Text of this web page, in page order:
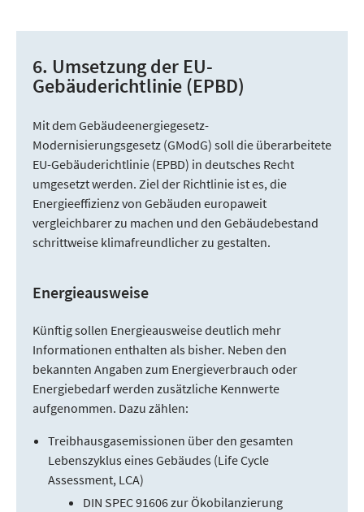
6. Umsetzung der EU-
Gebäuderichtlinie (EPBD)
Mit dem Gebäudeenergiegesetz-
Modernisierungsgesetz (GModG) soll die überarbeitete
EU-Gebäuderichtlinie (EPBD) in deutsches Recht
umgesetzt werden. Ziel der Richtlinie ist es, die
Energieeffizienz von Gebäuden europaweit
vergleichbarer zu machen und den Gebäudebestand
schrittweise klimafreundlicher zu gestalten.
Energieausweise
Künftig sollen Energieausweise deutlich mehr
Informationen enthalten als bisher. Neben den
bekannten Angaben zum Energieverbrauch oder
Energiebedarf werden zusätzliche Kennwerte
aufgenommen. Dazu zählen:
Treibhausgasemissionen über den gesamten
Lebenszyklus eines Gebäudes (Life Cycle
Assessment, LCA)
DIN SPEC 91606 zur Ökobilanzierung